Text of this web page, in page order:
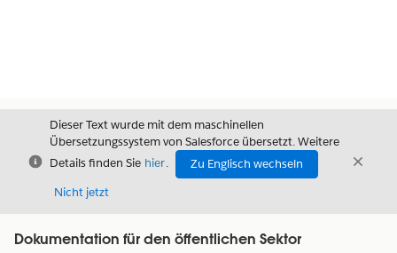
Schließen
Dieser Text wurde mit dem maschinellen
Übersetzungssystem von Salesforce übersetzt. Weitere
Details finden Sie hier.
Zu Englisch wechseln
Nicht jetzt
Dokumentation für den öffentlichen Sektor
Inhalt anzeigen
Inhalt